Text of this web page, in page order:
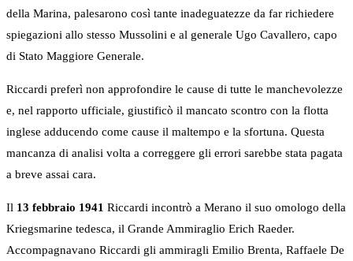
della Marina, palesarono così tante inadeguatezze da far richiedere
spiegazioni allo stesso Mussolini e al generale Ugo Cavallero, capo
di Stato Maggiore Generale.
Riccardi preferì non approfondire le cause di tutte le manchevolezze
e, nel rapporto ufficiale, giustificò il mancato scontro con la flotta
inglese adducendo come cause il maltempo e la sfortuna. Questa
mancanza di analisi volta a correggere gli errori sarebbe stata pagata
a breve assai cara.
Il 13 febbraio 1941 Riccardi incontrò a Merano il suo omologo della
Kriegsmarine tedesca, il Grande Ammiraglio Erich Raeder.
Accompagnavano Riccardi gli ammiragli Emilio Brenta, Raffaele De